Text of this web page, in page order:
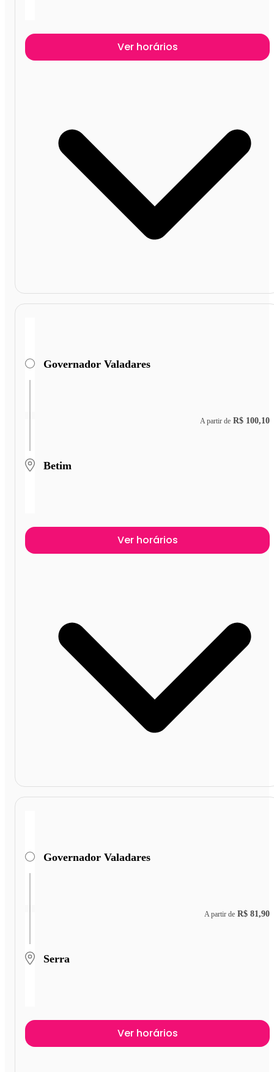
Ver horários
Governador Valadares
Betim
A partir de R$ 100,10
Ver horários
Governador Valadares
Serra
A partir de R$ 81,90
Ver horários